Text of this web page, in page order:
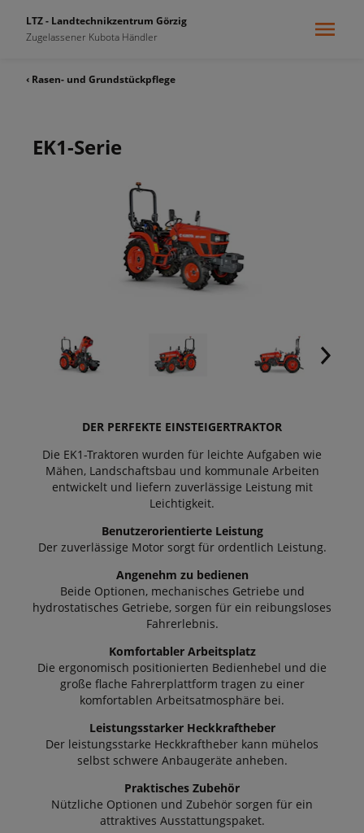
LTZ - Landtechnikzentrum Görzig
Zugelassener Kubota Händler
‹ Rasen- und Grundstückpflege
EK1-Serie
DER PERFEKTE EINSTEIGERTRAKTOR
Die EK1-Traktoren wurden für leichte Aufgaben wie
Mähen, Landschaftsbau und kommunale Arbeiten
entwickelt und liefern zuverlässige Leistung mit
Leichtigkeit.
Benutzerorientierte Leistung
Der zuverlässige Motor sorgt für ordentlich Leistung.
Angenehm zu bedienen
Beide Optionen, mechanisches Getriebe und
hydrostatisches Getriebe, sorgen für ein reibungsloses
Fahrerlebnis.
Komfortabler Arbeitsplatz
Die ergonomisch positionierten Bedienhebel und die
große flache Fahrerplattform tragen zu einer
komfortablen Arbeitsatmosphäre bei.
Leistungsstarker Heckkraftheber
Der leistungsstarke Heckkraftheber kann mühelos
selbst schwere Anbaugeräte anheben.
Praktisches Zubehör
Nützliche Optionen und Zubehör sorgen für ein
attraktives Ausstattungspaket.